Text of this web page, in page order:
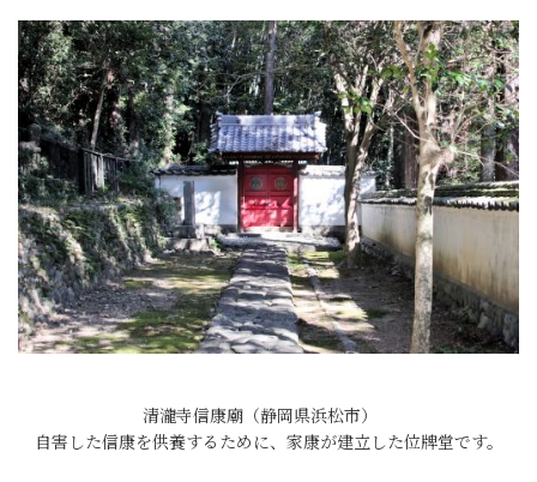
清瀧寺信康廟（静岡県浜松市）
自害した信康を供養するために、家康が建立した位牌堂です。